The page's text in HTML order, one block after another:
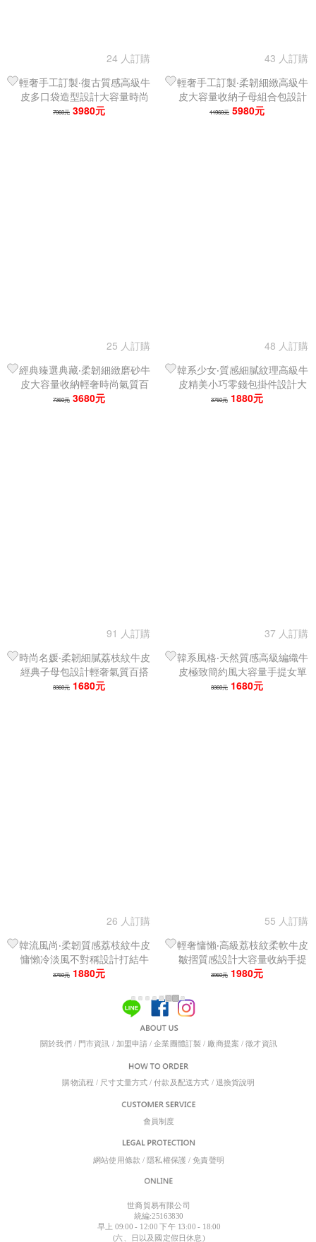
24 人訂購
輕奢手工訂製‧復古質感高級牛
皮多口袋造型設計大容量時尚
手提女單肩托特包／翅膀包
7960元 3980元
43 人訂購
輕奢手工訂製‧柔韌細緻高級牛
皮大容量收納子母組合包設計
手提女單肩托特包
11960元 5980元
25 人訂購
經典臻選典藏‧柔韌細緻磨砂牛
皮大容量收納輕奢時尚氣質百
搭手提女單肩包／托特包
7360元 3680元
48 人訂購
韓系少女‧質感細膩紋理高級牛
皮精美小巧零錢包掛件設計大
容量時尚手提單肩包／托特包
3760元 1880元
91 人訂購
時尚名媛‧柔韌細膩荔枝紋牛皮
經典子母包設計輕奢氣質百搭
手提女單肩包／水桶包
3360元 1680元
37 人訂購
韓系風格‧天然質感高級編織牛
皮極致簡約風大容量手提女單
肩包／托特包
3360元 1680元
26 人訂購
韓流風尚‧柔韌質感荔枝紋牛皮
慵懶冷淡風不對稱設計打結牛
角包／女單肩包
3760元 1880元
55 人訂購
輕奢慵懶‧高級荔枝紋柔軟牛皮
皺摺質感設計大容量收納手提
女單肩時尚托特包
3960元 1980元